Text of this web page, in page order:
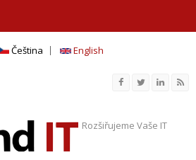
Čeština English
Rozšiřujeme Vaše IT